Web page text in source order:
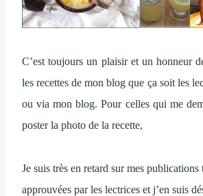
C’est toujours un plaisir et un honneur
les recettes de mon blog que ça soit les
ou via mon blog. Pour celles qui me
poster la photo de la recette,
Je suis très en retard sur mes publications
approuvées par les lectrices et j’en suis